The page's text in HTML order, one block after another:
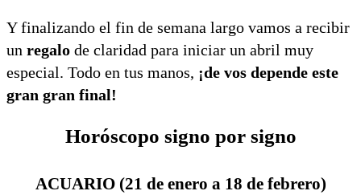
Y finalizando el fin de semana largo vamos a recibir
un regalo de claridad para iniciar un abril muy
especial. Todo en tus manos, ¡de vos depende este
gran gran final!
Horóscopo signo por signo
ACUARIO (21 de enero a 18 de febrero)